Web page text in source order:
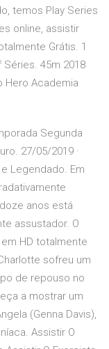
temos Play Series
online, assistir
Grátis. 1
45m 2018
Hero Academia
Segunda
27/05/2019 ·
Legendado. Em
anos está
assustador. O
HD totalmente
sofreu um
de repouso no
a mostrar um
(Genna Davis),
Assistir O